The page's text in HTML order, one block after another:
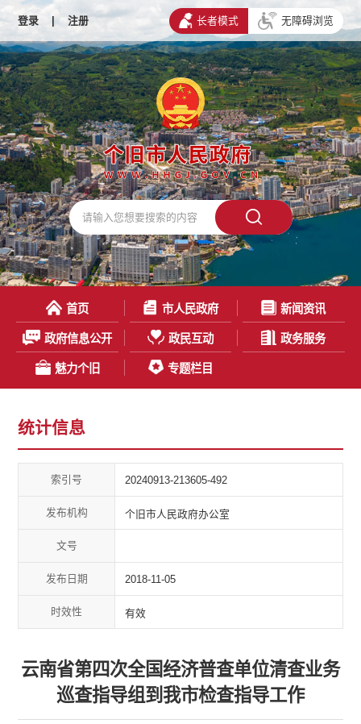
登录 | 注册 长者模式 无障碍浏览
首页 市人民政府 新闻资讯
政府信息公开 政民互动 政务服务
魅力个旧 专题栏目
统计信息
索引号 20240913-213605-492
发布机构 个旧市人民政府办公室
文号
发布日期 2018-11-05
时效性 有效
云南省第四次全国经济普查单位清查业务
巡查指导组到我市检查指导工作